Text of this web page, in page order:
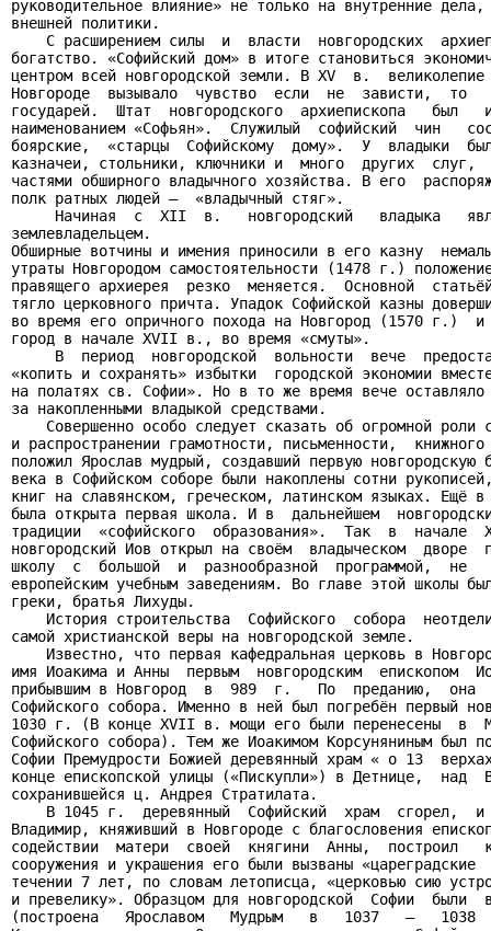
руководительное влияние» не только на внутренние
внешней политики.
С расширением силы  и  власти  новгородских
богатство. «Софийский дом» в итоге становиться
центром всей новгородской земли. В XV  в.
Новгороде  вызывало  чувство  если  не  зависти,  то
государей.  Штат  новгородского  архиепископа   был
наименованием «Софьян».  Служилый  софийский  чин
боярские,  «старцы  Софийскому  дому».  У  владыки
казначеи, стольники, ключники и  много  других  слуг,
частями обширного владычного хозяйства. В его
полк ратных людей –  «владычный стяг».
Начиная  с  XII  в.   новгородский   владыка
землевладельцем.
Обширные вотчины и имения приносили в его казну
утраты Новгородом самостоятельности (1478 г.)
правящего архиерея  резко  меняется.  Основной
тягло церковного причта. Упадок Софийской казны
во время его опричного похода на Новгород (1570 г.)
город в начале XVII в., во время «смуты».
В  период  новгородской  вольности  вече
«копить и сохранять» избытки  городской экономии
на полатях св. Софии». Но в то же время вече
за накопленными владыкой средствами.
Совершенно особо следует сказать об огромной роли
и распространении грамотности, письменности,
положил Ярослав мудрый, создавший первую
века в Софийском соборе были накоплены сотни
книг на славянском, греческом, латинском языках.
была открыта первая школа. И в  дальнейшем
традиции  «софийского  образования».  Так  в
новгородский Иов открыл на своём  владыческом
школу  с  большой  и  разнообразной  программой,  не
европейским учебным заведениям. Во главе этой школы
греки, братья Лихуды.
История строительства  Софийского  собора
самой христианской веры на новгородской земле.
Известно, что первая кафедральная церковь в
имя Иоакима и Анны  первым  новгородским  епископом
прибывшим в Новгород  в  989  г.   По  преданию,  она
Софийского собора. Именно в ней был погребён первый
1030 г. (В конце XVII в. мощи его были перенесены  в
Софийского собора). Тем же Иоакимом Корсуняниным был
Софии Премудрости Божией деревянный храм « о 13
конце епископской улицы («Пискупли») в Детнице,  над
сохранившейся ц. Андрея Стратилата.
В 1045 г.  деревянный  Софийский  храм  сгорел,
Владимир, княживший в Новгороде с благословения
содействии  матери  своей  княгини  Анны,  построил
сооружения и украшения его были вызваны
течении 7 лет, по словам летописца, «церковью сию
и превелику». Образцом для новгородской  Софии  были
(построена   Ярославом   Мудрым   в   1037   –